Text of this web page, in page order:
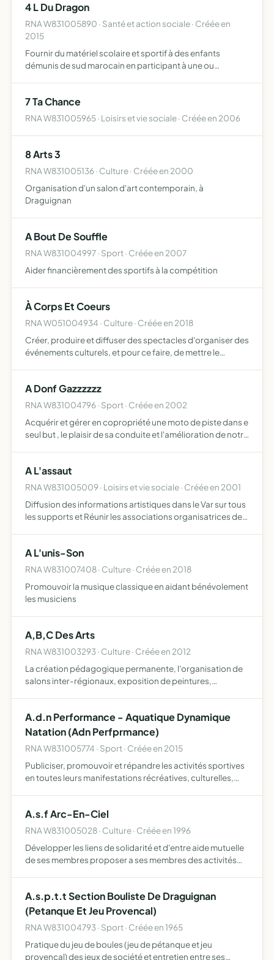
4 L Du Dragon
RNA W831005890 · Santé et action sociale · Créée en
2015
Fournir du matériel scolaire et sportif à des enfants
démunis de sud marocain en participant à une ou
7 Ta Chance
RNA W831005965 · Loisirs et vie sociale · Créée en 2006
8 Arts 3
RNA W831005136 · Culture · Créée en 2000
Organisation d'un salon d'art contemporain, à
Draguignan
A Bout De Souffle
RNA W831004997 · Sport · Créée en 2007
Aider financièrement des sportifs à la compétition
À Corps Et Coeurs
RNA W051004934 · Culture · Créée en 2018
Créer, produire et diffuser des spectacles d'organiser des
événements culturels, et pour ce faire, de mettre le
conve…
A Donf Gazzzzzz
RNA W831004796 · Sport · Créée en 2002
Acquérir et gérer en copropriété une moto de piste dans e
seul but , le plaisir de sa conduite et l'amélioration de notre
A L'assaut
RNA W831005009 · Loisirs et vie sociale · Créée en 2001
Diffusion des informations artistiques dans le Var sur tous
les supports et Réunir les associations organisatrices de
A L'unis-Son
RNA W831007408 · Culture · Créée en 2018
Promouvoir la musique classique en aidant bénévolement
les musiciens
A,B,C Des Arts
RNA W831003293 · Culture · Créée en 2012
La création pédagogique permanente, l'organisation de
salons inter-régionaux, exposition de peintures,
A.d.n Performance - Aquatique Dynamique
Natation (Adn Perfprmance)
RNA W831005774 · Sport · Créée en 2015
Publiciser, promouvoir et répandre les activités sportives
en toutes leurs manifestations récréatives, culturelles,
A.s.f Arc-En-Ciel
RNA W831005028 · Culture · Créée en 1996
Développer les liens de solidarité et d'entre aide mutuelle
de ses membres proposer a ses membres des activités
A.s.p.t.t Section Bouliste De Draguignan
(Petanque Et Jeu Provencal)
RNA W831004793 · Sport · Créée en 1965
Pratique du jeu de boules (jeu de pétanque et jeu
provençal) des jeux de société et entretien entre ses